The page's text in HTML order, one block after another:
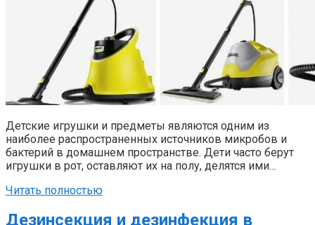
Детские игрушки и предметы являются одним из
наиболее распространенных источников микробов и
бактерий в домашнем пространстве. Дети часто берут
игрушки в рот, оставляют их на полу, делятся ими…
Читать полностью
Дезинсекция и дезинфекция в